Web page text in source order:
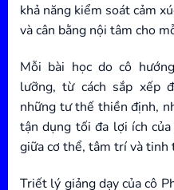
khả năng kiểm soát cảm
và cân bằng nội tâm cho
Mỗi bài học do cô
lưỡng, từ cách sắp xếp
những tư thế thiền định,
tận dụng tối đa lợi ích
giữa cơ thể, tâm trí và tinh
Triết lý giảng dạy của cô